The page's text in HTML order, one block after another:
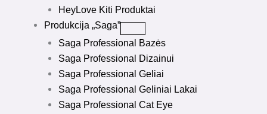
HeyLove Kiti Produktai
Produkcija „Saga”
Saga Professional Bazės
Saga Professional Dizainui
Saga Professional Geliai
Saga Professional Geliniai Lakai
Saga Professional Cat Eye